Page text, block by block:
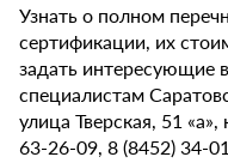
Узнать о полном
сертификации, их
задать интересующие
специалистам
улица Тверская, 51
63-26-09, 8 (8452) 34-